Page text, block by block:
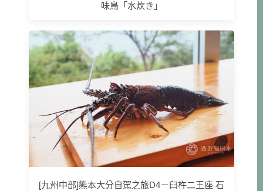
味鳥「水炊き」
[九州中部]熊本大分自駕之旅D4－臼杵二王座 石